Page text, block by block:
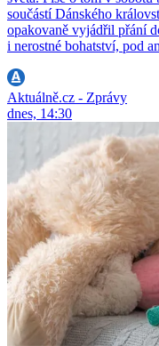
součástí Dánského
opakovaně vyjádřil přání
i nerostné bohatství, pod
Aktuálně.cz - Zprávy
dnes, 14:30